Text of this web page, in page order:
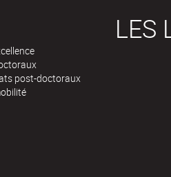
post-doctoraux
LES